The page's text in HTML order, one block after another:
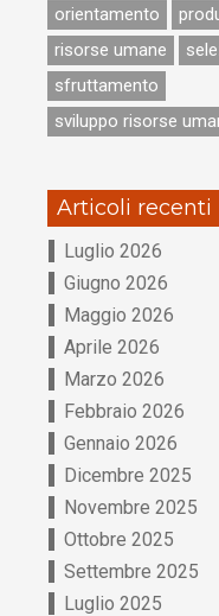
orientamento
risorse umane
sfruttamento
sviluppo risorse
Articoli recenti
Luglio 2026
Giugno 2026
Maggio 2026
Aprile 2026
Marzo 2026
Febbraio 2026
Gennaio 2026
Dicembre 2025
Novembre 2025
Ottobre 2025
Settembre 2025
Luglio 2025